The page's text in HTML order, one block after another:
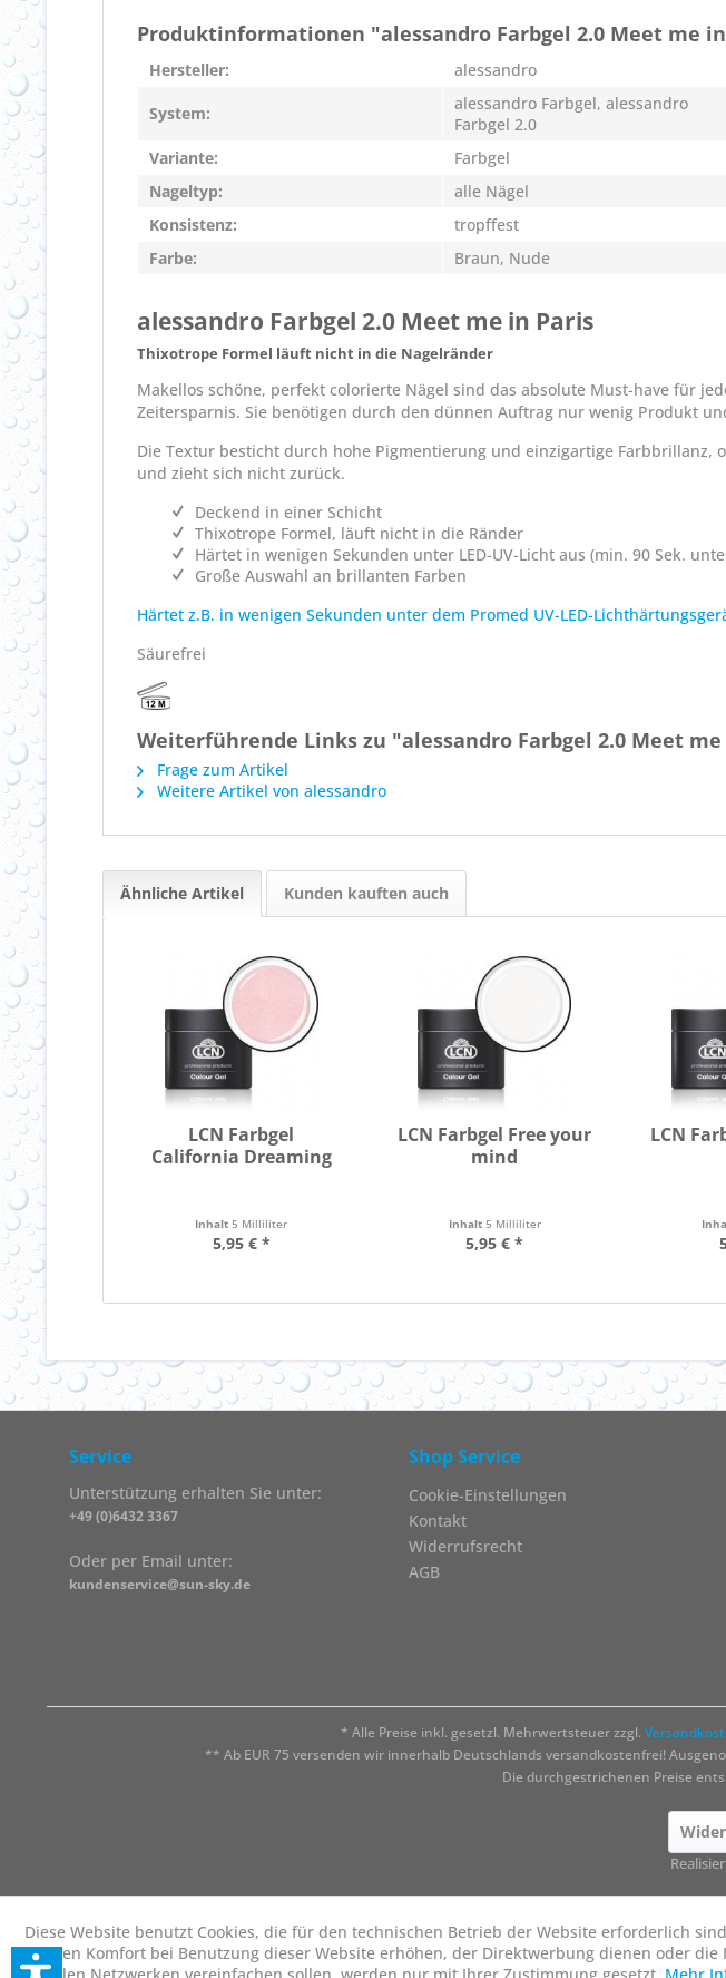
Produktinformationen "alessandro Farbgel 2.0 Meet me
Hersteller: alessandro
System:
alessandro Farbgel, alessandro
Farbgel 2.0
Variante:
Farbgel
Nageltyp:
alle Nägel
Konsistenz:
tropffest
Farbe:
Braun, Nude
alessandro Farbgel 2.0 Meet me in Paris
Thixotrope Formel läuft nicht in die Nagelränder
Makellos schöne, perfekt colorierte Nägel sind das absolute Must-have für
Zeitersparnis. Sie benötigen durch den dünnen Auftrag nur wenig Produkt
Die Textur besticht durch hohe Pigmentierung und einzigartige
und zieht sich nicht zurück.
Deckend in einer Schicht
Thixotrope Formel, läuft nicht in die Ränder
Härtet in wenigen Sekunden unter LED-UV-Licht aus (min. 90 Sek.
Große Auswahl an brillanten Farben
Härtet z.B. in wenigen Sekunden unter dem Promed UV-LED-
Säurefrei
Weiterführende Links zu "alessandro Farbgel 2.0 Meet
Frage zum Artikel
Weitere Artikel von alessandro
Ähnliche Artikel Kunden kauften auch
LCN Farbgel
California Dreaming
Inhalt5 Milliliter
5,95 € *
LCN Farbgel Free your
mind
Inhalt 5 Milliliter
5,95 € *
LCN
Service
Unterstützung erhalten Sie unter:
+49 (0)6432 3367
Oder per Email unter:
kundenservice@sun-sky.de
Shop Service
Cookie-Einstellungen
Kontakt
Widerrufsrecht
AGB
* Alle Preise inkl. gesetzl. Mehrwertsteuer zzgl.
** Ab EUR 75 versenden wir innerhalb Deutschlands versandkostenfrei!
Die durchgestrichenen Preise
Diese Website benutzt Cookies, die für den technischen Betrieb der Website erforderlich
die den Komfort bei Benutzung dieser Website erhöhen, der Direktwerbung dienen oder